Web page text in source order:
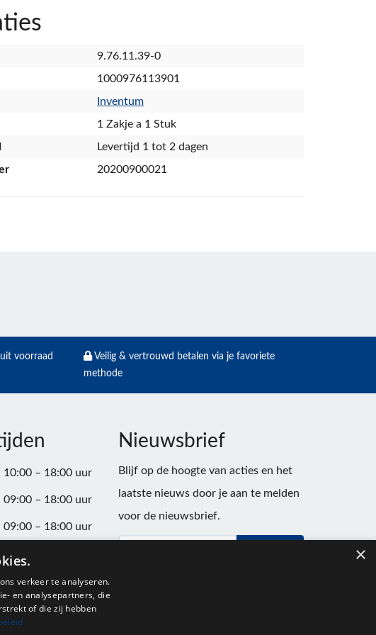
9.76.11.39-0
1000976113901
Inventum
1 Zakje a 1 Stuk
Levertijd 1 tot 2 dagen
20200900021
voorraad
Veilig & vertrouwd betalen via je favoriete
methode
10:00 – 18:00 uur
09:00 – 18:00 uur
09:00 – 18:00 uur
09:00 – 20:00 uur
09:00 – 18:00 uur
09:00 – 17:00 uur
Nieuwsbrief
Blijf op de hoogte van acties en het
laatste nieuws door je aan te melden
voor de nieuwsbrief.
×
verkeer te analyseren.
en analysepartners, die
of die zij hebben